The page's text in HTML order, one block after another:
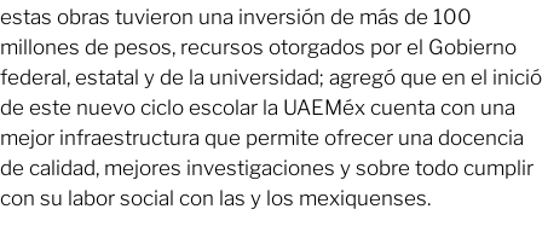
estas obras tuvieron una inversión de más de 100
millones de pesos, recursos otorgados por el Gobierno
federal, estatal y de la universidad; agregó que en el inició
de este nuevo ciclo escolar la UAEMéx cuenta con una
mejor infraestructura que permite ofrecer una docencia
de calidad, mejores investigaciones y sobre todo cumplir
con su labor social con las y los mexiquenses.